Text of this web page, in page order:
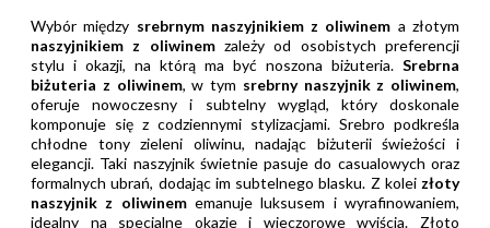
Wybór między srebrnym naszyjnikiem z oliwinem a złotym
naszyjnikiem z oliwinemzależy od osobistych preferencji
stylu i okazji, na którą ma być noszona biżuteria. Srebrna
biżuteria z oliwinem, w tym srebrny naszyjnik z oliwinem,
oferuje nowoczesny i subtelny wygląd, który doskonale
komponuje się z codziennymi stylizacjami. Srebro podkreśla
chłodne tony zieleni oliwinu, nadając biżuterii świeżości i
elegancji. Taki naszyjnik świetnie pasuje do casualowych oraz
formalnych ubrań, dodając im subtelnego blasku. Z kolei złoty
naszyjnik z oliwinememanuje luksusem i wyrafinowaniem,
idealny na specjalne okazje i wieczorowe wyjścia. Złoto